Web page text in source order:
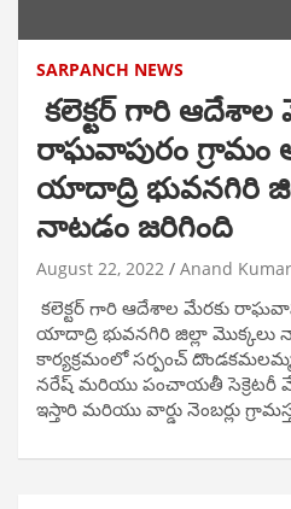
SARPANCH NEWS
కలెక్టర్ గారి ఆదేశాల
రాఘవాపురం గ్రామం
యాదాద్రి భువనగిరి
నాటడం జరిగింది
August 22, 2022 Anand Kumar
కలెక్టర్ గారి ఆదేశాల మేరకు
యాదాద్రి భువనగిరి జిల్లా మొక్కలు
కార్యక్రమంలో సర్పంచ్
నరేష్ మరియు పంచాయతీ సెక్రెటరీ
ఇస్తారి మరియు వార్డు నెంబర్లు